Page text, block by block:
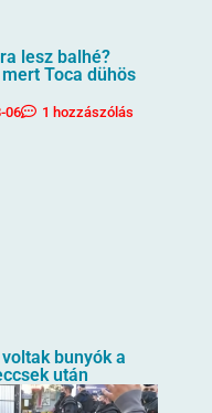
lesz balhé?
Toca dühös
06 1 hozzászólás
voltak bunyók a
után